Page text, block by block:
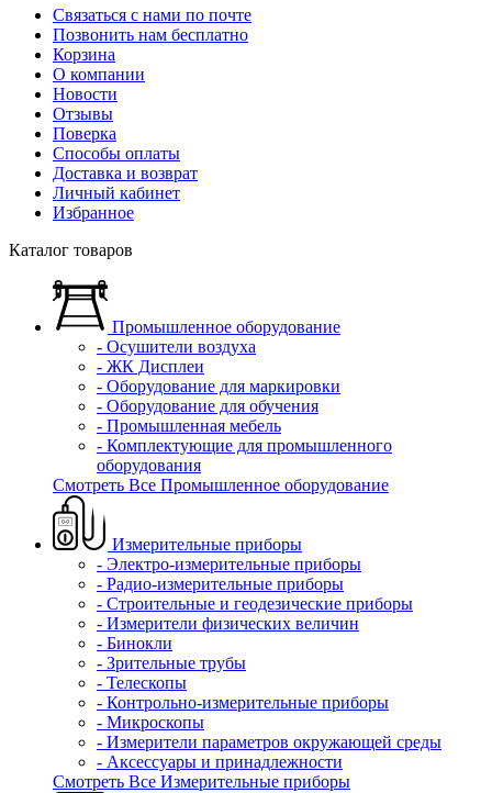
Связаться с нами по почте
Позвонить нам бесплатно
Корзина
О компании
Новости
Отзывы
Поверка
Способы оплаты
Доставка и возврат
Личный кабинет
Избранное
Каталог товаров
Промышленное оборудование
- Осушители воздуха
- ЖК Дисплеи
- Оборудование для маркировки
- Оборудование для обучения
- Промышленная мебель
- Комплектующие для промышленного
оборудования
Смотреть Все Промышленное оборудование
Измерительные приборы
- Электро-измерительные приборы
- Радио-измерительные приборы
- Строительные и геодезические приборы
- Измерители физических величин
- Бинокли
- Зрительные трубы
- Телескопы
- Контрольно-измерительные приборы
- Микроскопы
- Измерители параметров окружающей среды
- Аксессуары и принадлежности
Смотреть Все Измерительные приборы